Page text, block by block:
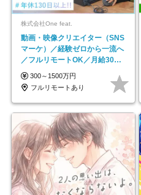
株式会社One feat.
動画・映像クリエイター（SNS
マーケ）／経験ゼロから一流へ
／フルリモートOK／月給30万
円～／年休130日以上
300～1500万円
フルリモートあり